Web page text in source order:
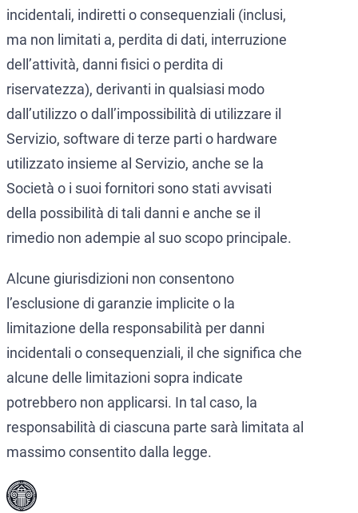
incidentali, indiretti o consequenziali (inclusi,
ma non limitati a, perdita di dati, interruzione
dell’attività, danni fisici o perdita di
riservatezza), derivanti in qualsiasi modo
dall’utilizzo o dall’impossibilità di utilizzare il
Servizio, software di terze parti o hardware
utilizzato insieme al Servizio, anche se la
Società o i suoi fornitori sono stati avvisati
della possibilità di tali danni e anche se il
rimedio non adempie al suo scopo principale.
Alcune giurisdizioni non consentono
l’esclusione di garanzie implicite o la
limitazione della responsabilità per danni
incidentali o consequenziali, il che significa che
alcune delle limitazioni sopra indicate
potrebbero non applicarsi. In tal caso, la
responsabilità di ciascuna parte sarà limitata al
massimo consentito dalla legge.